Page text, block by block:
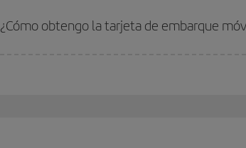
¿Cómo obtengo la tarjeta de embarque